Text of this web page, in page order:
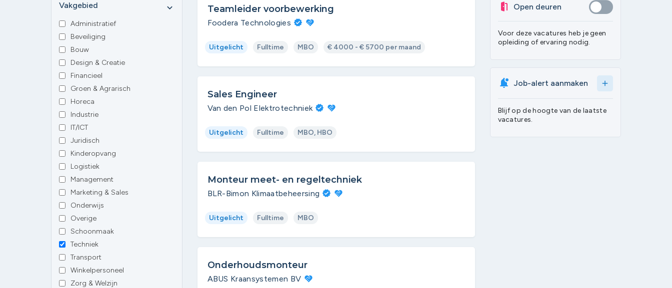
Vakgebied expand_more
Administratief
Beveiliging
Bouw
Design & Creatie
Financieel
Groen & Agrarisch
Horeca
Industrie
IT/ICT
Juridisch
Kinderopvang
Logistiek
Management
Marketing & Sales
Onderwijs
Overige
Schoonmaak
Techniek
Transport
Winkelpersoneel
Zorg & Welzijn
Teamleider voorbewerking
Foodera Technologies
Uitgelicht Fulltime MBO € 4000 - € 5700 per maand
Sales Engineer
Van den Pol Elektrotechniek
Uitgelicht Fulltime MBO, HBO
Monteur meet- en regeltechniek
BLR-Bimon Klimaatbeheersing
Uitgelicht Fulltime MBO
Onderhoudsmonteur
ABUS Kraansystemen BV
Open deuren
Voor deze vacatures heb je geen
opleiding of ervaring nodig.
Job-alert aanmaken add
Blijf op de hoogte van de laatste
vacatures.